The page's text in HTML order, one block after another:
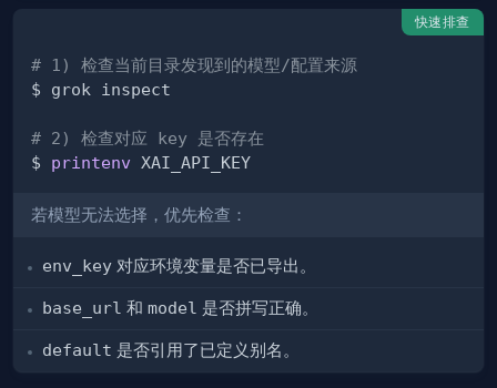
快速排查
# 1) 检查当前目录发现到的模型/配置来源
# 2) 检查对应 key 是否存在
$ printenv
若模型无法选择，优先检查：
env_key 对应环境变量是否已导出。
base_url 和 model 是否拼写正确。
default 是否引用了已定义别名。